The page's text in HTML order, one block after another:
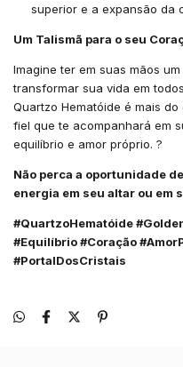
superior e a expansão da
Um Talismã para o seu
Imagine ter em suas mãos
transformar sua vida em
Quartzo Hematóide é mais
fiel que te acompanhará em
equilíbrio e amor próprio. ?
Não perca a oportunidade
energia em seu altar ou em
#QuartzoHematóide
#Equilíbrio #Coração
#PortalDosCristais